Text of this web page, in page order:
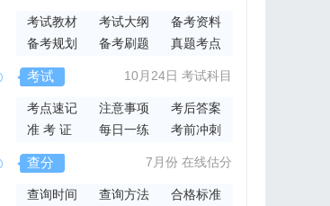
2026年集成官方指导书
2026系统集成项目管
理工程师官方指导教材
考试教材 考试大纲
备考资料
备考规划
备考刷题 真题考点
考试 10月24日 考试科目
考点速记 注意事项
考后答案
准 考 证
每日一练 考前冲刺
查分 7月份 在线估分
查询时间 查询方法 合格标准